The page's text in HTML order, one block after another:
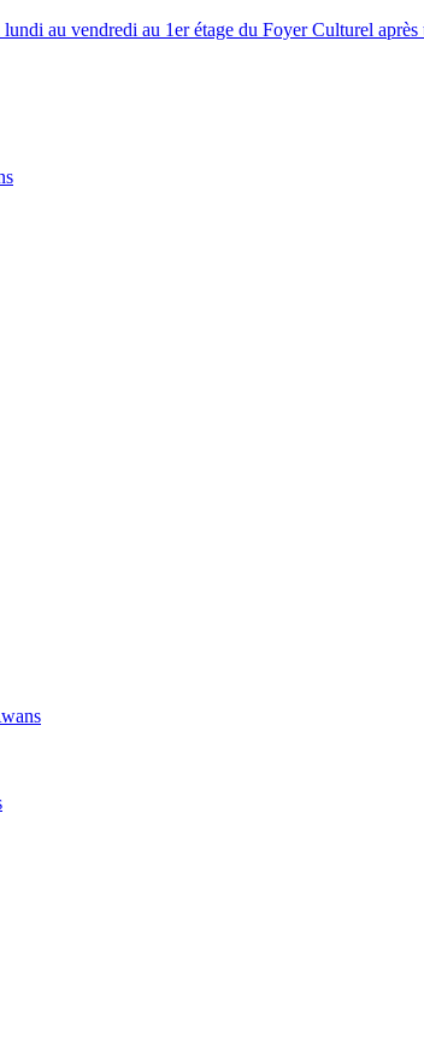
au vendredi au 1er étage du Foyer Culturel